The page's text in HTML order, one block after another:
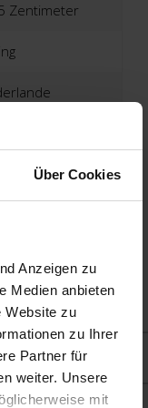
Über Cookies
Anzeigen zu
Medien anbieten
Website zu
zu Ihrer
Partner für
weiter. Unsere
mit
Zentimeter